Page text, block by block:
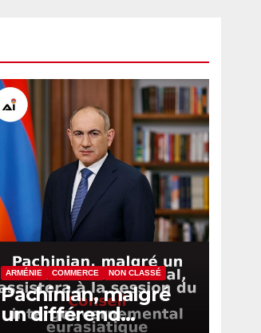
ARMÉNIE COMMERCE NON CLASSÉ
Pachinian, malgré
un différend